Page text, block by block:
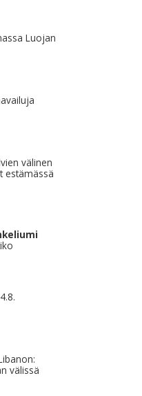
Luojan
välinen
estämässä
välissä